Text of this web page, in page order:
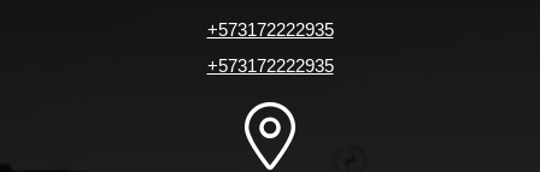
+573172222935
+573172222935